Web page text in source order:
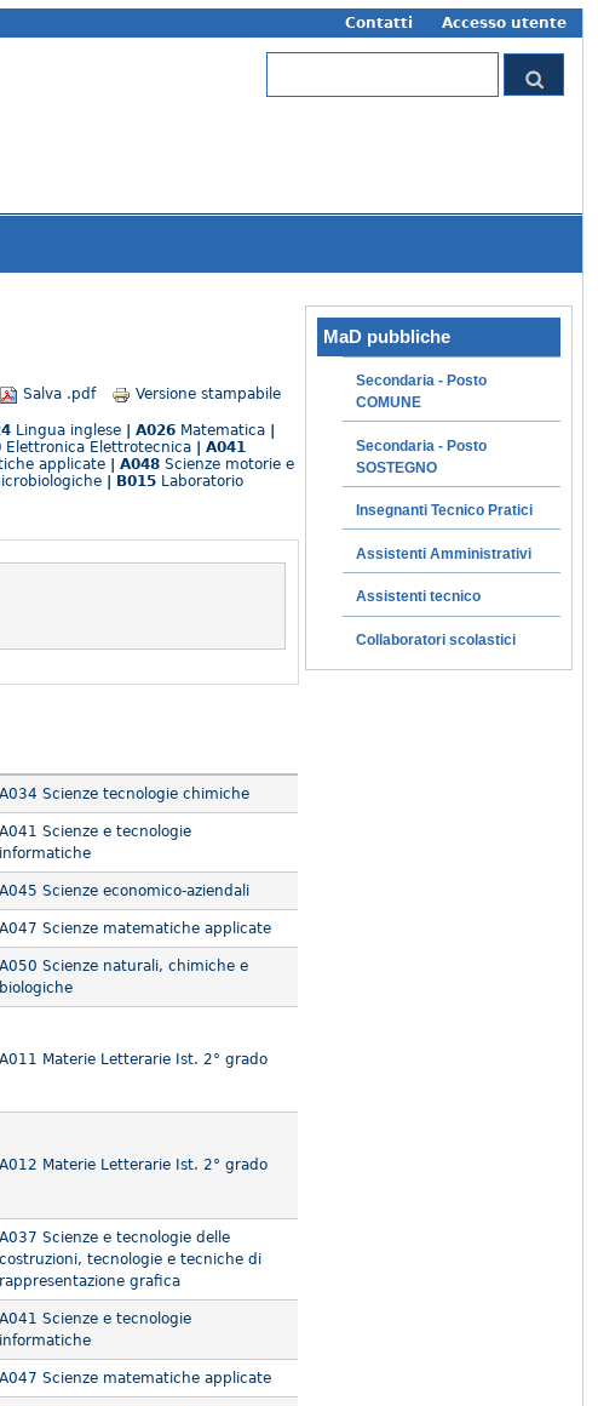
Accesso utente
Contatti
Versione stampabile
Salva .pdf
Lingua inglese | A026 Matematica
Elettronica Elettrotecnica
| A041
applicate | A048 Scienze motorie e
| B015 Laboratorio
A034 Scienze tecnologie chimiche
A041 Scienze e tecnologie
informatiche
A045 Scienze economico-aziendali
A047 Scienze matematiche applicate
A050 Scienze naturali, chimiche e
biologiche
A011 Materie Letterarie Ist. 2° grado
A012 Materie Letterarie Ist. 2° grado
A037 Scienze e tecnologie delle
costruzioni, tecnologie e tecniche di
rappresentazione grafica
A041 Scienze e tecnologie
informatiche
A047 Scienze matematiche applicate
MaD pubbliche
Secondaria - Posto
COMUNE
Secondaria - Posto
SOSTEGNO
Insegnanti Tecnico Pratici
Assistenti Amministrativi
Assistenti tecnico
Collaboratori scolastici